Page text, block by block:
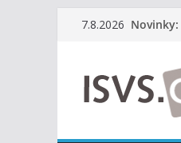
Přeskočit
7.8.2026 Novinky: